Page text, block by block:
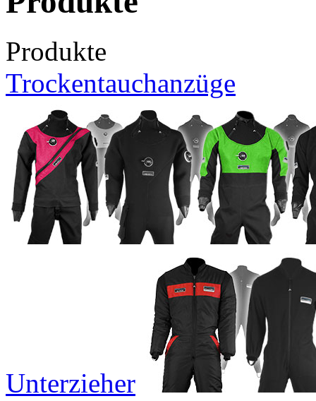
Produkte
Trockentauchanzüge
Unterzieher